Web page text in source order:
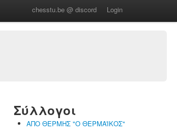
chesstu.be @ discord Login
Σύλλογοι
ΑΠΟ ΘΕΡΜΗΣ "Ο ΘΕΡΜΑΪΚΟΣ"